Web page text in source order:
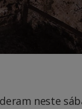
neste